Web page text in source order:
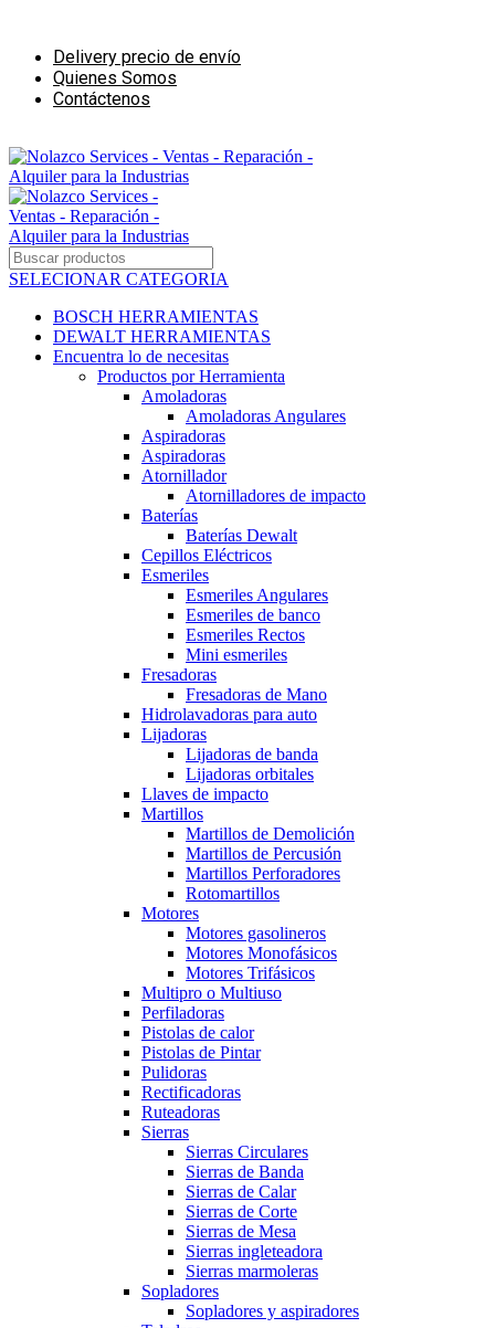
Delivery precio de envío
Quienes Somos
Contáctenos
SELECIONAR CATEGORIA
BOSCH HERRAMIENTAS
DEWALT HERRAMIENTAS
Encuentra lo de necesitas
Productos por Herramienta
Amoladoras
Amoladoras Angulares
Aspiradoras
Aspiradoras
Atornillador
Atornilladores de impacto
Baterías
Baterías Dewalt
Cepillos Eléctricos
Esmeriles
Esmeriles Angulares
Esmeriles de banco
Esmeriles Rectos
Mini esmeriles
Fresadoras
Fresadoras de Mano
Hidrolavadoras para auto
Lijadoras
Lijadoras de banda
Lijadoras orbitales
Llaves de impacto
Martillos
Martillos de Demolición
Martillos de Percusión
Martillos Perforadores
Rotomartillos
Motores
Motores gasolineros
Motores Monofásicos
Motores Trifásicos
Multipro o Multiuso
Perfiladoras
Pistolas de calor
Pistolas de Pintar
Pulidoras
Rectificadoras
Ruteadoras
Sierras
Sierras Circulares
Sierras de Banda
Sierras de Calar
Sierras de Corte
Sierras de Mesa
Sierras ingleteadora
Sierras marmoleras
Sopladores
Sopladores y aspiradores